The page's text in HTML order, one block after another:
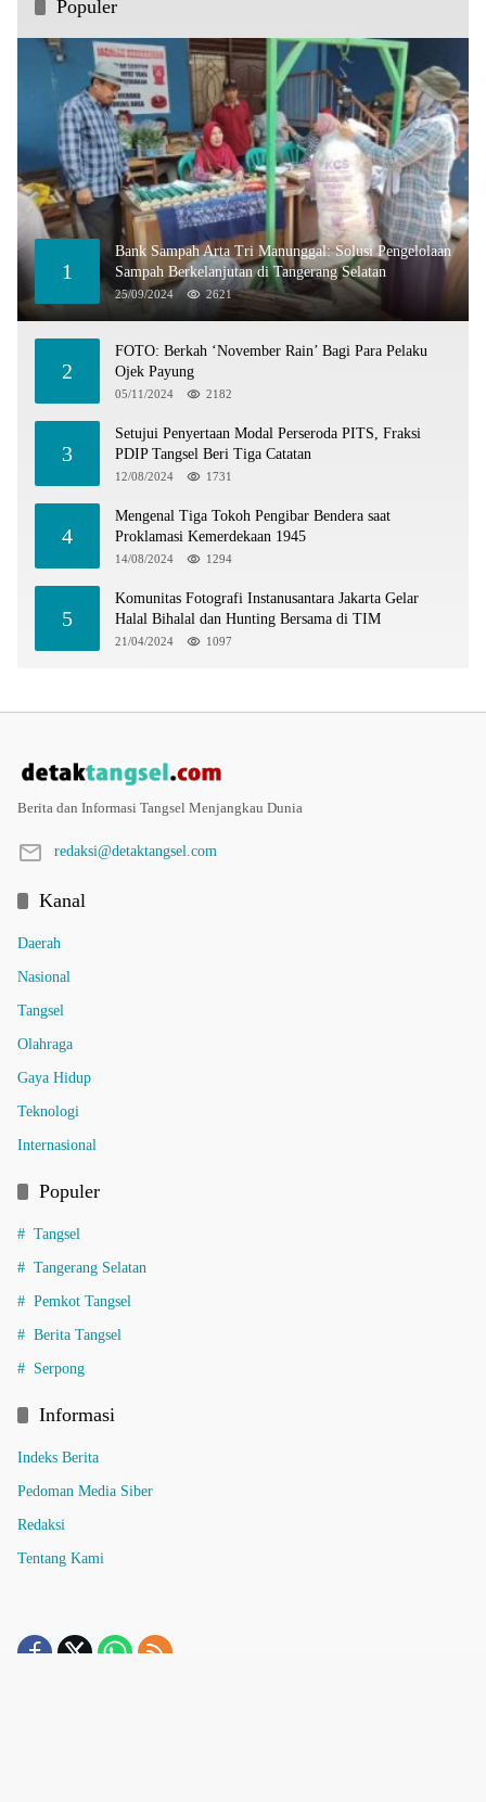
Populer
1
Bank Sampah Arta Tri Manunggal: Solusi Pengelolaan
Sampah Berkelanjutan di Tangerang Selatan
25/09/2024 2621
2
FOTO: Berkah ‘November Rain’ Bagi Para Pelaku
Ojek Payung
05/11/2024 2182
3
Setujui Penyertaan Modal Perseroda PITS, Fraksi
PDIP Tangsel Beri Tiga Catatan
12/08/2024 1731
4
Mengenal Tiga Tokoh Pengibar Bendera saat
Proklamasi Kemerdekaan 1945
14/08/2024 1294
5
Komunitas Fotografi Instanusantara Jakarta Gelar
Halal Bihalal dan Hunting Bersama di TIM
21/04/2024 1097
Berita dan Informasi Tangsel Menjangkau Dunia
redaksi@detaktangsel.com
Kanal
Daerah
Nasional
Tangsel
Olahraga
Gaya Hidup
Teknologi
Internasional
Populer
Tangsel
Tangerang Selatan
Pemkot Tangsel
Berita Tangsel
Serpong
Informasi
Indeks Berita
Pedoman Media Siber
Redaksi
Tentang Kami